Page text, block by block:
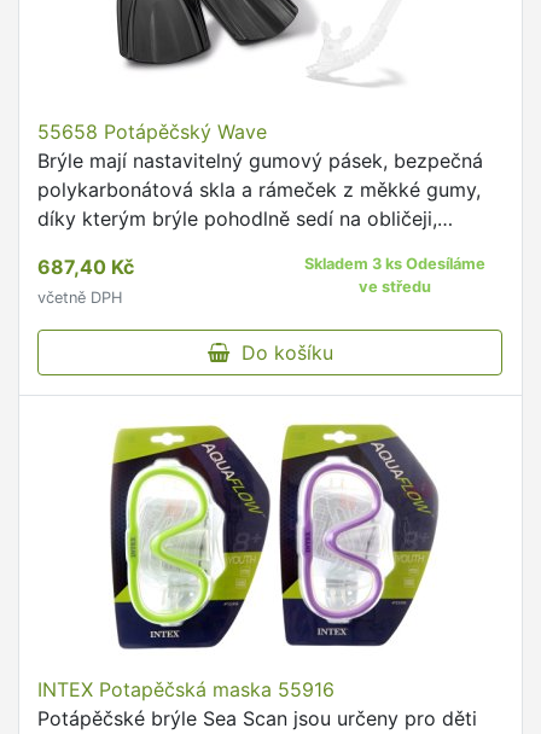
55658 Potápěčský Wave
Brýle mají nastavitelný gumový pásek, bezpečná
polykarbonátová skla a rámeček z měkké gumy,
díky kterým brýle pohodlně sedí na obličeji,
zamlžování.
687,40 Kč
včetně DPH
Skladem 3 ks Odesíláme
ve středu
Do košíku
INTEX Potapěčská maska 55916
Potápěčské brýle Sea Scan jsou určeny pro děti